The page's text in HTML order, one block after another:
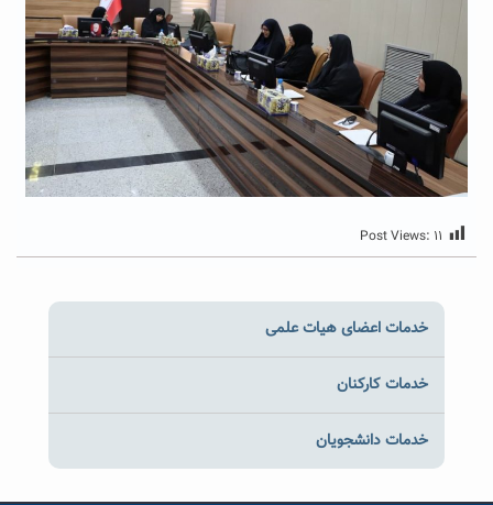
Post Views: ۱۱
خدمات اعضای هیات علمی
خدمات کارکنان
خدمات دانشجویان